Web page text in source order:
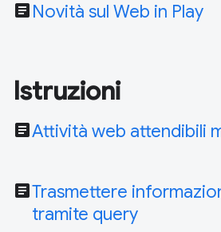
article Novità sul Web in Play
Istruzioni
articleAttività web attendibili
articleTrasmettere
tramite query